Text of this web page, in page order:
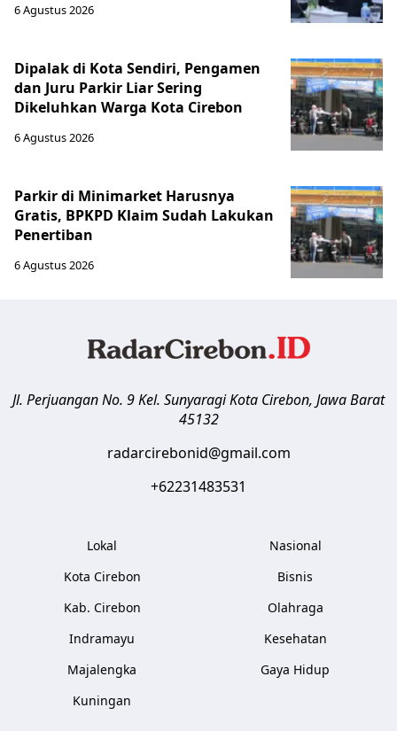
6 Agustus 2026
Dipalak di Kota Sendiri, Pengamen
dan Juru Parkir Liar Sering
Dikeluhkan Warga Kota Cirebon
6 Agustus 2026
Parkir di Minimarket Harusnya
Gratis, BPKPD Klaim Sudah Lakukan
Penertiban
6 Agustus 2026
Jl. Perjuangan No. 9 Kel. SunyaragiKota Cirebon, Jawa Barat
45132
radarcirebonid@gmail.com
+62231483531
Lokal
Kota Cirebon
Kab. Cirebon
Indramayu
Majalengka
Kuningan
Nasional
Bisnis
Olahraga
Kesehatan
Gaya Hidup